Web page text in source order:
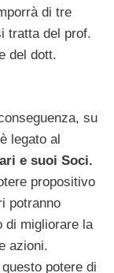
di tre
tratta del prof.
del dott.
su
legato al
e suoi Soci.
propositivo
potranno
di migliorare la
azioni.
potere di